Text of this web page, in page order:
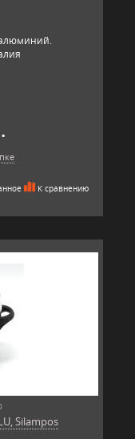
К сравнению
Silampos